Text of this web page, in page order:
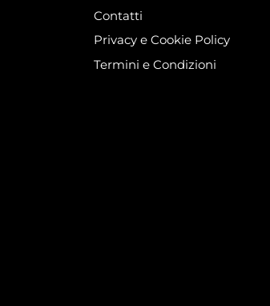
Contatti
Privacy e Cookie Policy
Termini e Condizioni